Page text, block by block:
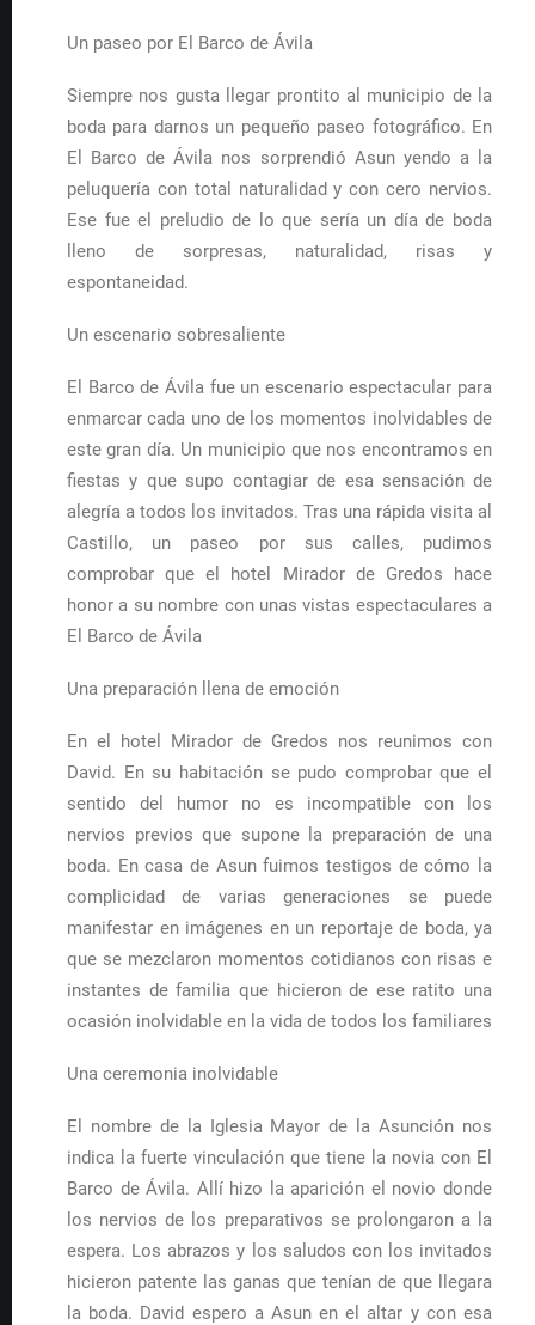
Un paseo por El Barco de Ávila
Siempre nos gusta llegar prontito al municipio de la
boda para darnos un pequeño paseo fotográfico. En
El Barco de Ávila nos sorprendió Asun yendo a la
peluquería con total naturalidad y con cero nervios.
Ese fue el preludio de lo que sería un día de boda
lleno de sorpresas, naturalidad, risas y
espontaneidad.
Un escenario sobresaliente
El Barco de Ávila fue un escenario espectacular para
enmarcar cada uno de los momentos inolvidables de
este gran día. Un municipio que nos encontramos en
fiestas y que supo contagiar de esa sensación de
alegría a todos los invitados. Tras una rápida visita al
Castillo, un paseo por sus calles, pudimos
comprobar que el hotel Mirador de Gredos hace
honor a su nombre con unas vistas espectaculares a
El Barco de Ávila
Una preparación llena de emoción
En el hotel Mirador de Gredos nos reunimos con
David. En su habitación se pudo comprobar que el
sentido del humor no es incompatible con los
nervios previos que supone la preparación de una
boda. En casa de Asun fuimos testigos de cómo la
complicidad de varias generaciones se puede
manifestar en imágenes en un reportaje de boda, ya
que se mezclaron momentos cotidianos con risas e
instantes de familia que hicieron de ese ratito una
ocasión inolvidable en la vida de todos los familiares
Una ceremonia inolvidable
El nombre de la Iglesia Mayor de la Asunción nos
indica la fuerte vinculación que tiene la novia con El
Barco de Ávila. Allí hizo la aparición el novio donde
los nervios de los preparativos se prolongaron a la
espera. Los abrazos y los saludos con los invitados
hicieron patente las ganas que tenían de que llegara
la boda. David espero a Asun en el altar y con esa